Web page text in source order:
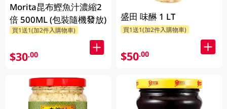
Morita昆布鰹魚汁濃縮2
倍 500ML (包裝隨機發放)
買1送1(加2件入購物車)
$30.00
盛田 味醂 1 LT
買1送1(加2件入購物車)
$50.00